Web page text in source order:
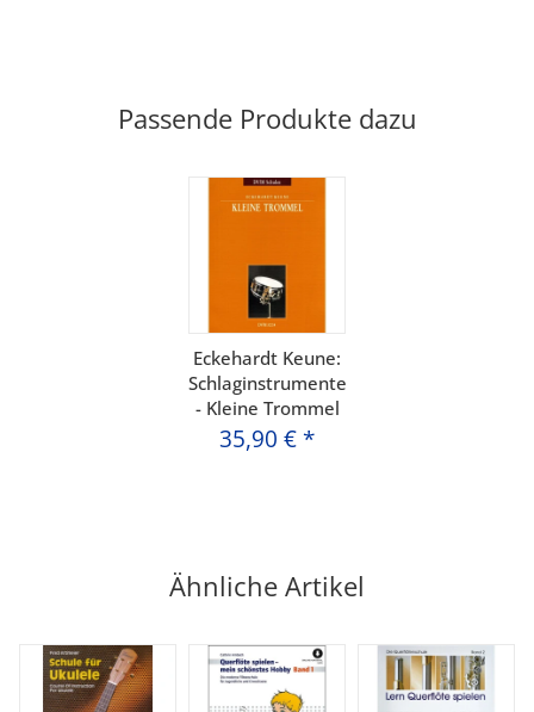
Passende Produkte dazu
Eckehardt Keune:
Schlaginstrumente
- Kleine Trommel
35,90 € *
Ähnliche Artikel